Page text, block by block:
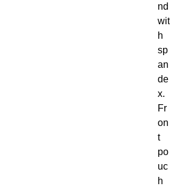
nd
wit
h
sp
an
de
x.
Fr
on
t
po
uc
h